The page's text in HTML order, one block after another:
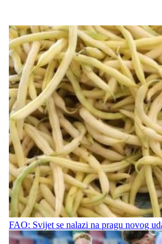
FAO: Svijet se nalazi na pragu novog